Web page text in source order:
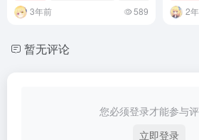
3年前 589 2
暂无评论
您必须登录才能参与评
立即登录